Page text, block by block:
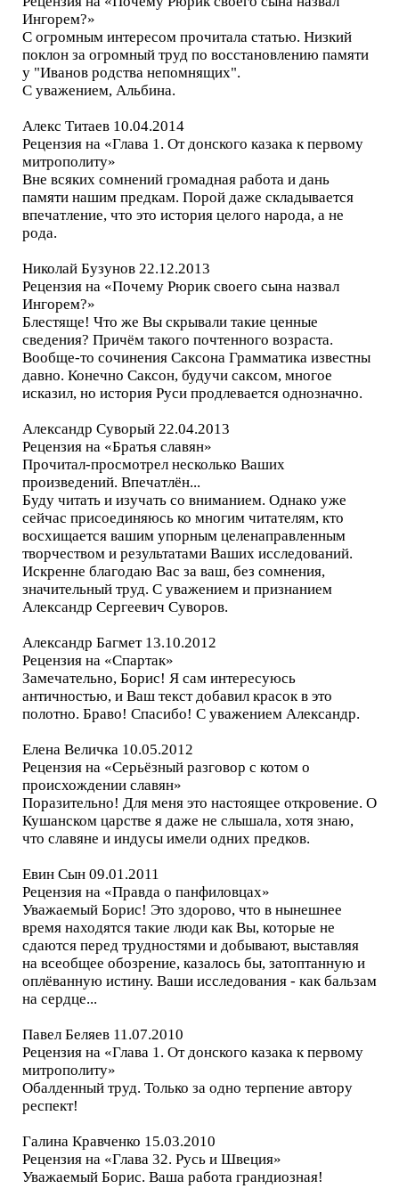
Ингорем?»
С огромным интересом прочитала статью. Низкий
поклон за огромный труд по восстановлению памяти
у "Иванов родства непомнящих".
С уважением, Альбина.
Алекс Титаев 10.04.2014
Рецензия на «Глава 1. От донского казака к первому
митрополиту»
Вне всяких сомнений громадная работа и дань
памяти нашим предкам. Порой даже складывается
впечатление, что это история целого народа, а не
рода.
Николай Бузунов 22.12.2013
Рецензия на «Почему Рюрик своего сына назвал
Ингорем?»
Блестяще! Что же Вы скрывали такие ценные
сведения? Причём такого почтенного возраста.
Вообще-то сочинения Саксона Грамматика известны
давно. Конечно Саксон, будучи саксом, многое
исказил, но история Руси продлевается однозначно.
Александр Суворый 22.04.2013
Рецензия на «Братья славян»
Прочитал-просмотрел несколько Ваших
произведений. Впечатлён...
Буду читать и изучать со вниманием. Однако уже
сейчас присоединяюсь ко многим читателям, кто
восхищается вашим упорным целенаправленным
творчеством и результатами Ваших исследований.
Искренне благодаю Вас за ваш, без сомнения,
значительный труд. С уважением и признанием
Александр Сергеевич Суворов.
Александр Багмет 13.10.2012
Рецензия на «Спартак»
Замечательно, Борис! Я сам интересуюсь
античностью, и Ваш текст добавил красок в это
полотно. Браво! Спасибо! С уважением Александр.
Елена Величка 10.05.2012
Рецензия на «Серьёзный разговор с котом о
происхождении славян»
Поразительно! Для меня это настоящее откровение. О
Кушанском царстве я даже не слышала, хотя знаю,
что славяне и индусы имели одних предков.
Евин Сын 09.01.2011
Рецензия на «Правда о панфиловцах»
Уважаемый Борис! Это здорово, что в нынешнее
время находятся такие люди как Вы, которые не
сдаются перед трудностями и добывают, выставляя
на всеобщее обозрение, казалось бы, затоптанную и
оплёванную истину. Ваши исследования - как бальзам
на сердце...
Павел Беляев 11.07.2010
Рецензия на «Глава 1. От донского казака к первому
митрополиту»
Обалденный труд. Только за одно терпение автору
респект!
Галина Кравченко 15.03.2010
Рецензия на «Глава 32. Русь и Швеция»
Уважаемый Борис. Ваша работа грандиозная!